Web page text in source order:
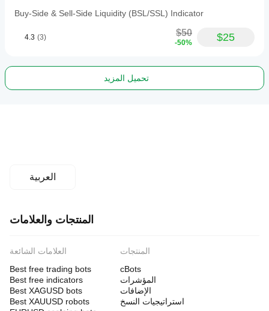
Buy-Side & Sell-Side Liquidity (BSL/SSL) Indicator
4.3 (3) $50
-50% $25
تحميل المزيد
العربية
المنتجات والعلامات
العلامات الشائعة
Best free trading bots
Best free indicators
Best XAGUSD bots
Best XAUUSD robots
المنتجات
cBots
المؤشرات
الإضافات
استراتيجيات النسخ